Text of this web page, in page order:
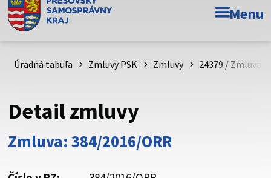
Doména psk.sk je oficiálna
Toto je oficiálna webová stránka Prešovského
psk.sk.
Buďte pozorní a vždy sa uistite, že zdieľate informácie iba
cez zabezpečenú webovú stránku. Zabezpečená stránka
vždy začína https:// pred názvom domény webového sídla.
Menu
Úradná tabuľa Zmluvy PSK Zmluvy 24379 / Zmluva
Detail zmluvy
Zmluva: 384/2016/ORR